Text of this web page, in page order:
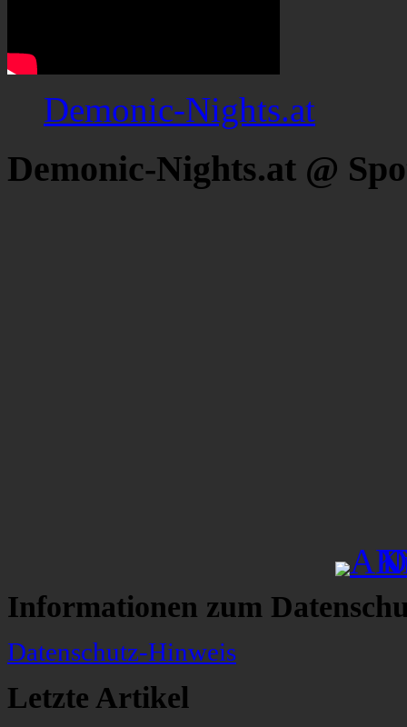
Demonic-Nights.at
Demonic-Nights.at @
Informationen zum
Datenschutz-Hinweis
Letzte Artikel